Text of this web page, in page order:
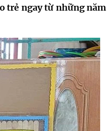
trẻ ngay từ những